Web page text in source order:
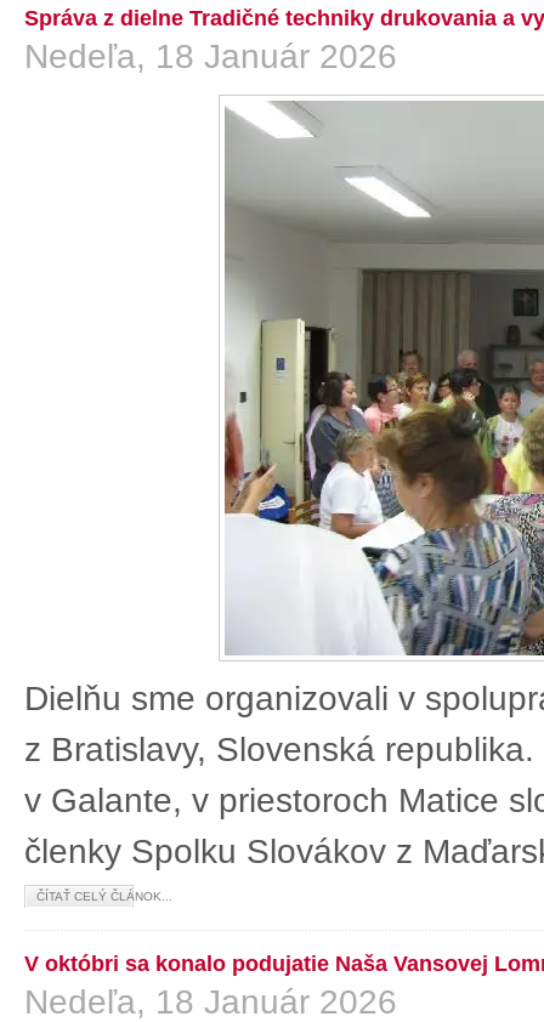
Správa z dielne Tradičné techniky drukovania a
Nedeľa, 18 Január 2026
Dielňu sme organizovali v
z Bratislavy, Slovenská
v Galante, v priestoroch Matice
členky Spolku Slovákov z
ČÍTAŤ CELÝ ČLÁNOK...
V októbri sa konalo podujatie Naša Vansovej
Nedeľa, 18 Január 2026